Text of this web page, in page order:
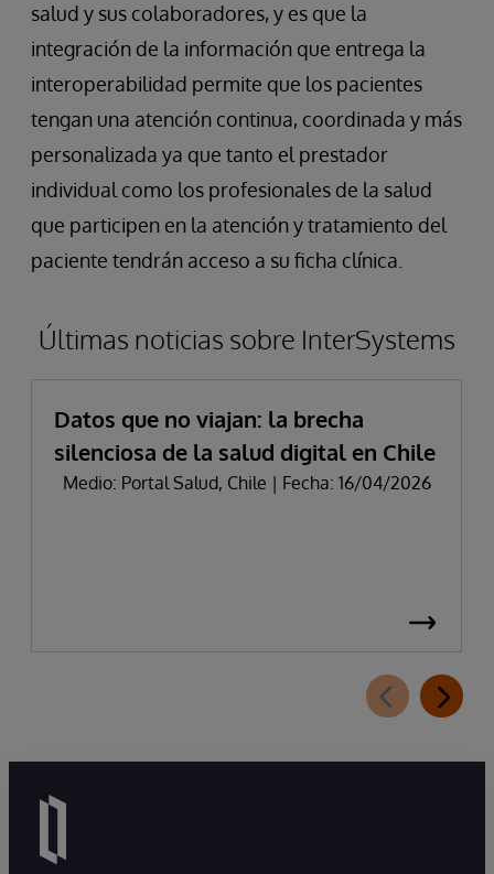
salud y sus colaboradores, y es que la
integración de la información que entrega la
interoperabilidad permite que los pacientes
tengan una atención continua, coordinada y más
personalizada ya que tanto el prestador
individual como los profesionales de la salud
que participen en la atención y tratamiento del
paciente tendrán acceso a su ficha clínica.
Últimas noticias sobre InterSystems
Datos que no viajan: la brecha
silenciosa de la salud digital en Chile
Medio: Portal Salud, Chile | Fecha: 16/04/2026